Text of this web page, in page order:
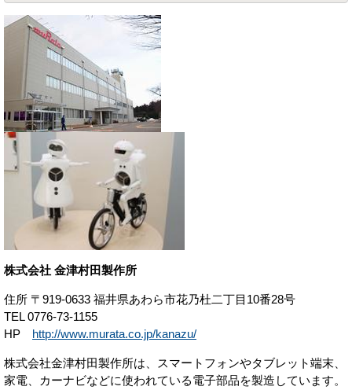
株式会社 金津村田製作所
住所 〒919-0633 福井県あわら市花乃杜二丁目10番28号
TEL 0776-73-1155
HP
http://www.murata.co.jp/kanazu/
株式会社金津村田製作所は、スマートフォンやタブレット端末、
家電、カーナビなどに使われている電子部品を製造しています。